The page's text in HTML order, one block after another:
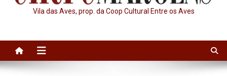
Vila das Aves, prop. da Coop Cultural Entre os Aves